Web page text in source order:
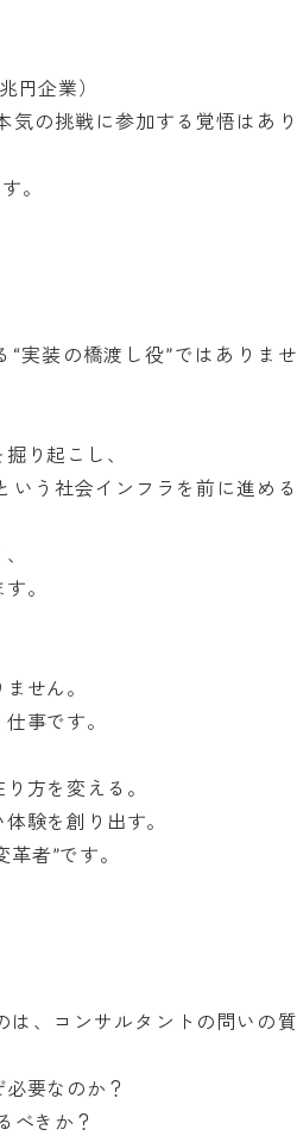
円企業）
気の挑戦に参加する覚悟はあり
。
“実装の橋渡し役”ではありませ
り起こし、
いう社会インフラを前に進める
せん。
事です。
方を変える。
験を創り出す。
者”です。
は、コンサルタントの問いの質
要なのか？
べきか？